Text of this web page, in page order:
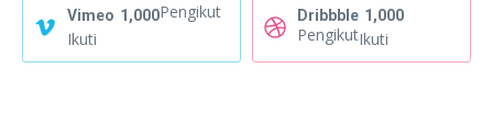
Vimeo 1,000Pengikut
Ikuti
Dribbble 1,000
PengikutIkuti